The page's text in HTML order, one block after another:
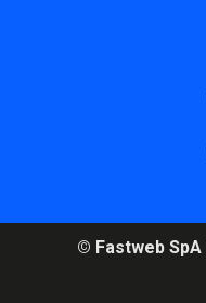
© Fastweb SpA